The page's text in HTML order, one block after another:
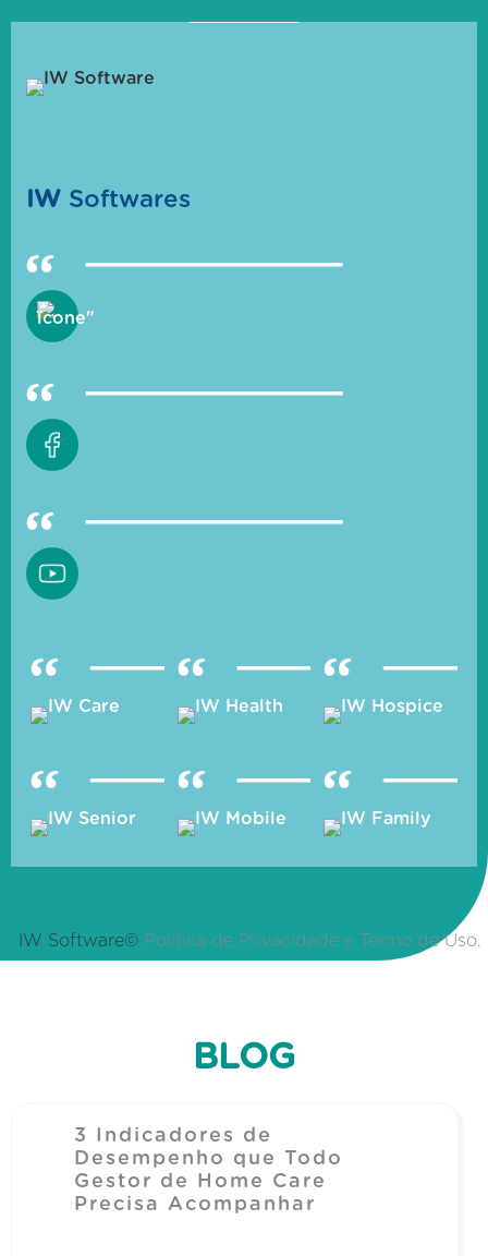
IW Softwares
IW Software© Política de Privacidade e Termo de Uso.
BLOG
3 Indicadores de
Desempenho que Todo
Gestor de Home Care
Precisa Acompanhar